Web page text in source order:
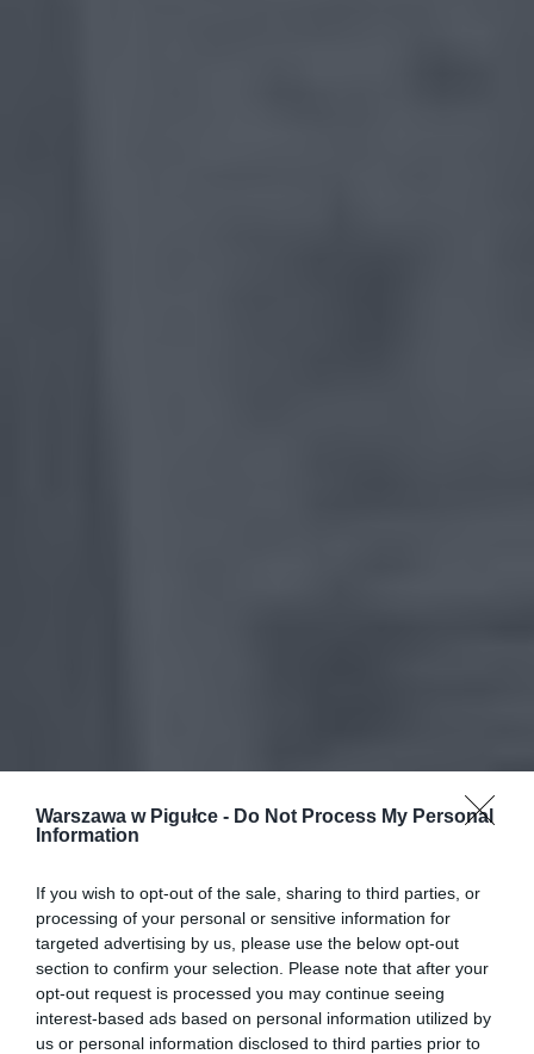
Warszawa w Pigułce - Do Not Process My Personal
Information
If you wish to opt-out of the sale, sharing to third parties, or
processing of your personal or sensitive information for
targeted advertising by us, please use the below opt-out
section to confirm your selection. Please note that after your
opt-out request is processed you may continue seeing
interest-based ads based on personal information utilized by
us or personal information disclosed to third parties prior to